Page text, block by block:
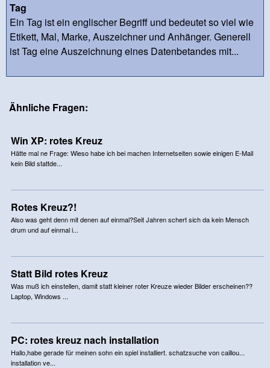
Tag
Ein Tag ist ein englischer Begriff und bedeutet so viel wie
Etikett, Mal, Marke, Auszeichner und Anhänger. Generell
ist Tag eine Auszeichnung eines Datenbetandes mit...
Ähnliche Fragen:
Win XP: rotes Kreuz
Hätte mal ne Frage: Wieso habe ich bei machen Internetseiten sowie einigen E-Mail
kein Bild stattde...
Rotes Kreuz?!
Also was geht denn mit denen auf einmal?Seit Jahren schert sich da kein Mensch
drum und auf einmal i...
Statt Bild rotes Kreuz
Was muß ich einstellen, damit statt kleiner roter Kreuze wieder Bilder erscheinen??
Laptop, Windows ...
PC: rotes kreuz nach installation
Hallo,habe gerade für meinen sohn ein spiel installiert. schatzsuche von caillou...
installation ve...